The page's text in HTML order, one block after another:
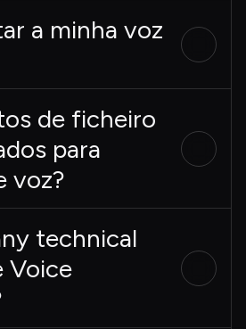
a minha voz
de ficheiro
para
voz?
technical
Voice